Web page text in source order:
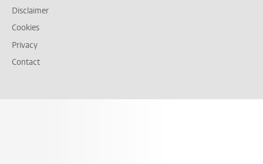
Disclaimer
Cookies
Privacy
Contact